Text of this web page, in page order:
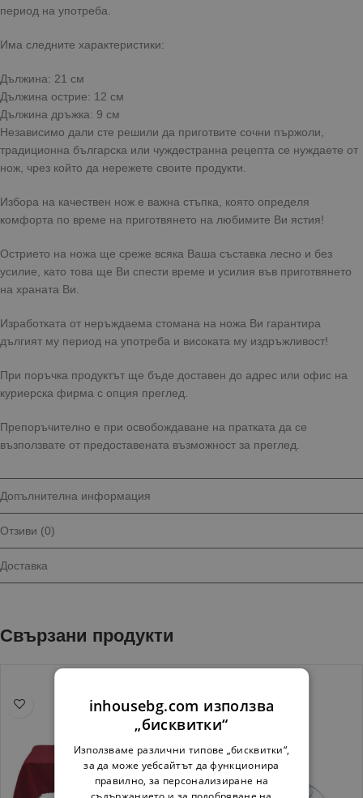
период на употреба.
Има следните характеристики:
Дължина: 21 см
Дължина острие: 12 см
Дължина дръжка: 9 см
Независимо дали сте решили да приготвите сочни пържоли,
традиционна българска или чуждестранна рецепта се нуждаете от
нож, чрез който да нережете своите продукти.
Избора на качествен нож е важна стъпка, която определя
комфорта по време на приготвянето на любимите Ви ястия!
Острието на ножа ще среже всяка Ваша съставка лесно и без
усилие, като това ще Ви спести време и усилия във приготвянето
на храната Ви.
Изработката от неръждаема стомана на ножа Ви гарантира
дългият му период на употреба и високата му издръжливост!
При поръчка продуктът ще бъде доставен до адрес или офис на
куриерска фирма с опция преглед.
Препоръчително е при освобождаване на пратката да се
възползвате от предоставената възможност за преглед.
Допълнителна информация
Отзиви (0)
Доставка
Свързани продукти
inhousebg.com използва
„бисквитки“
Използваме различни типове „бисквитки“,
за да може уебсайтът да функционира
правилно, за персонализиране на